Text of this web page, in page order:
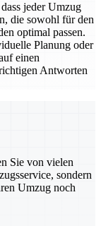
jeder Umzug
die sowohl für den
optimal passen.
Planung oder
einen
Antworten
Sie von vielen
sondern
Umzug noch